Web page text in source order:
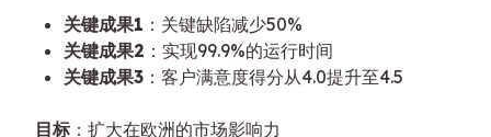
关键成果1 ：关键缺陷减少50%
关键成果2 ：实现99.9%的运行时间
关键成果3 ：客户满意度得分从4.0提升至4.5
目标：扩大在欧洲的市场影响力